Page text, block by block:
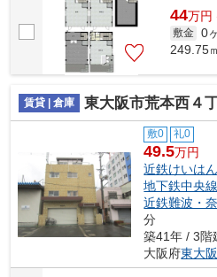
44万円
敷金 0
249.75
賃貸 | 倉庫 東大阪市荒本西４
敷0 礼0
49.5万円
近鉄けいは
地下鉄中央線
近鉄難波・
分
築41年 / 3階
大阪府東大